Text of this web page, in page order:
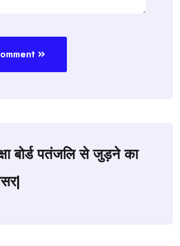
बोर्ड पतंजलि से जुड़ने का